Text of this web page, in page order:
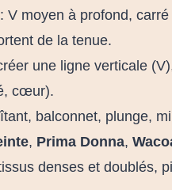
: V moyen à profond,
de la tenue.
une ligne verticale
cœur).
balconnet, plunge,
, Prima Donna,
denses et doublés,